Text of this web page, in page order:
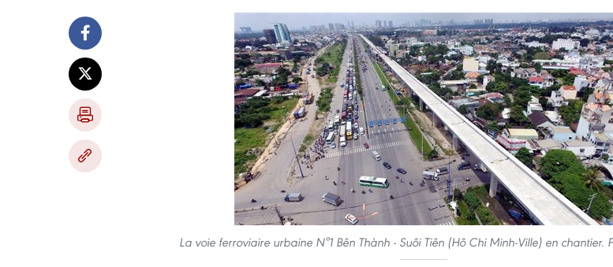
La voie ferroviaire urbaine N°1 Bên Thành - Suôi Tiên (Hô Chi Minh-Ville) en chantier.